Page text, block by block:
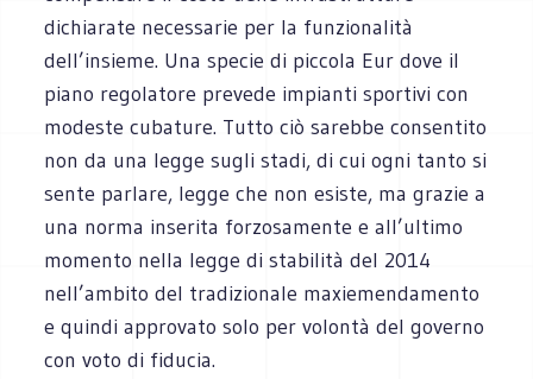
dichiarate necessarie per la funzionalità
dell’insieme. Una specie di piccola Eur dove il
piano regolatore prevede impianti sportivi con
modeste cubature. Tutto ciò sarebbe consentito
non da una legge sugli stadi, di cui ogni tanto si
sente parlare, legge che non esiste, ma grazie a
una norma inserita forzosamente e all’ultimo
momento nella legge di stabilità del 2014
nell’ambito del tradizionale maxiemendamento
e quindi approvato solo per volontà del governo
con voto di fiducia.